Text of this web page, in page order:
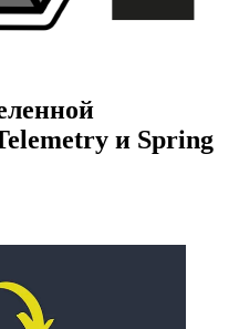
и Spring